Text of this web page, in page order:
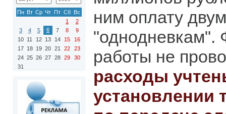
Пн Вт Ср Чт Пт Сб Вс
1
2
3
4 5 6 7 8
9
10 11 12 13 14 15
16
17 18 19 20 21 22
23
24 25 26 27 28 29
30
31
ним оплату
"однодневкам".
работы не
расходы
установлении